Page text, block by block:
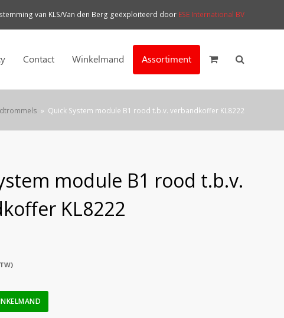
van KLS/Van den Berg geëxploiteerd door ESE International BV
Contact Winkelmand Assortiment
» Quick System module B1 rood t.b.v. verbandkoffer KL8222
module B1 rood t.b.v.
KL8222